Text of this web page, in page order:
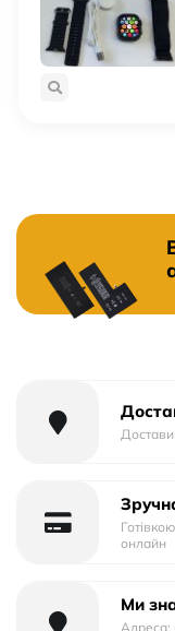
онлайн
Ми
Адреса: